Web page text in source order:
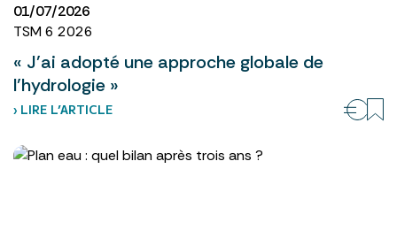
01/07/2026
TSM 6 2026
« J’ai adopté une approche globale de
l’hydrologie »
› LIRE L’ARTICLE